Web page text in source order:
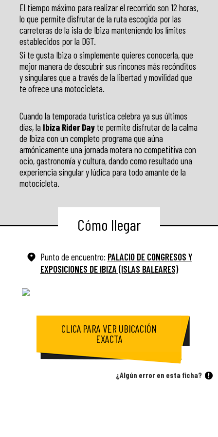
El tiempo máximo para realizar el recorrido son 12 horas,
lo que permite disfrutar de la ruta escogida por las
carreteras de la isla de Ibiza manteniendo los límites
establecidos por la DGT.
Si te gusta Ibiza o simplemente quieres conocerla, que
mejor manera de descubrir sus rincones más recónditos
y singulares que a través de la libertad y movilidad que
te ofrece una motocicleta.
Cuando la temporada turística celebra ya sus últimos
días, la Ibiza Rider Day te permite disfrutar de la calma
de Ibiza con un completo programa que aúna
armónicamente una jornada motera no competitiva con
ocio, gastronomía y cultura, dando como resultado una
experiencia singular y lúdica para todo amante de la
motocicleta.
Cómo llegar
Punto de encuentro: PALACIO DE CONGRESOS Y
EXPOSICIONES DE IBIZA (ISLAS BALEARES)
CLICA PARA VER UBICACIÓN
EXACTA
¿Algún error en esta ficha?